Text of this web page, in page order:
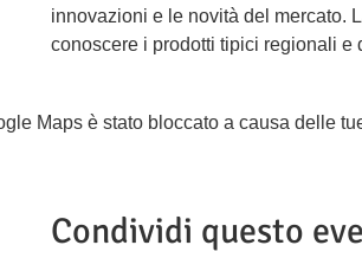
innovazioni e le novità del mercato.
conoscere i prodotti tipici regionali e
Maps è stato bloccato a causa delle
Condividi questo